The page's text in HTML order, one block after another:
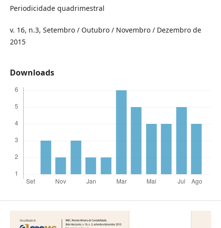
Periodicidade quadrimestral
v. 16, n.3, Setembro / Outubro / Novembro / Dezembro de
2015
Downloads